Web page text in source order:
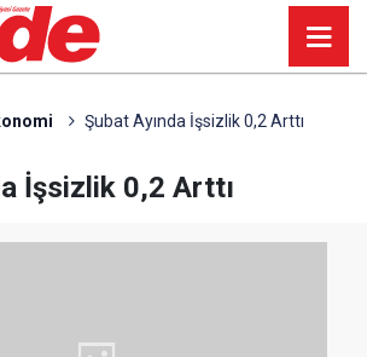
Şubat Ayında İşsizlik 0,2 Arttı
İşsizlik 0,2 Arttı